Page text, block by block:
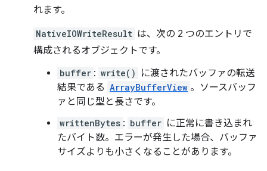
れます。
NativeIOWriteResult は、次の 2 つのエントリで
構成されるオブジェクトです。
buffer : write()
に渡されたバッファの転送
結果である ArrayBufferView 。ソースバッフ
ァと同じ型と長さです。
writtenBytes : buffer に正常に書き込まれ
たバイト数。エラーが発生した場合、バッファ
サイズよりも小さくなることがあります。